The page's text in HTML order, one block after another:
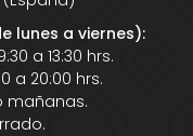
lunes a viernes):
a 13:30 hrs.
a 20:00 hrs.
mañanas.